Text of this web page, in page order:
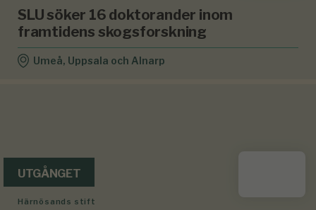
SLU söker 16 doktorander inom
framtidens skogsforskning
Umeå, Uppsala och Alnarp
UTGÅNGET
Härnösands stift